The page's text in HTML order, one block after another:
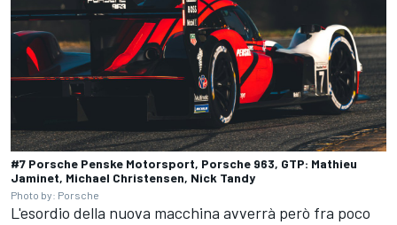
#7 Porsche Penske Motorsport, Porsche 963, GTP: Mathieu
Jaminet, Michael Christensen, Nick Tandy
Photo by: Porsche
L'esordio della nuova macchina avverrà però fra poco